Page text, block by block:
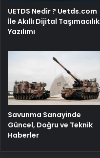
UETDS Nedir ? Uetds.com
İle Akıllı Dijital Taşımacılık
Yazılımı
Savunma Sanayinde
Güncel, Doğru ve Teknik
Haberler